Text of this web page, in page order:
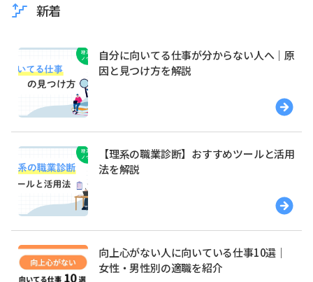
新着
自分に向いてる仕事が分からない人へ｜原
因と見つけ方を解説
【理系の職業診断】おすすめツールと活用
法を解説
向上心がない人に向いている仕事10選｜
女性・男性別の適職を紹介